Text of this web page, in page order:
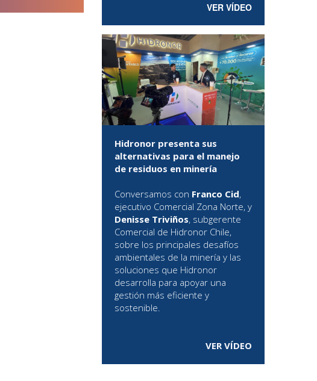
VER VÍDEO
Hidronor presenta sus
alternativas para el manejo
de residuos en minería
Conversamos con Franco Cid,
ejecutivo Comercial Zona Norte, y
Denisse Triviños, subgerente
Comercial de Hidronor Chile,
sobre los principales desafíos
ambientales de la minería y las
soluciones que Hidronor
desarrolla para apoyar una
gestión más eficiente y
sostenible.
VER VÍDEO